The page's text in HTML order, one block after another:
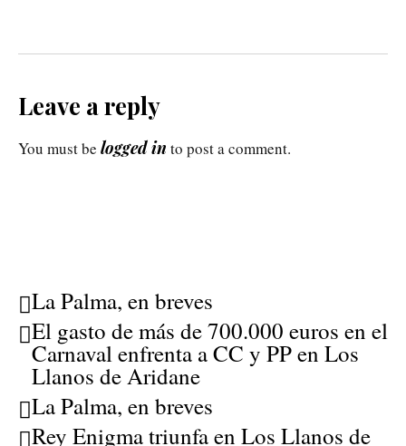
Leave a reply
You must be logged in to post a comment.
La Palma, en breves
El gasto de más de 700.000 euros en el
Carnaval enfrenta a CC y PP en Los
Llanos de Aridane
La Palma, en breves
Rey Enigma triunfa en Los Llanos de